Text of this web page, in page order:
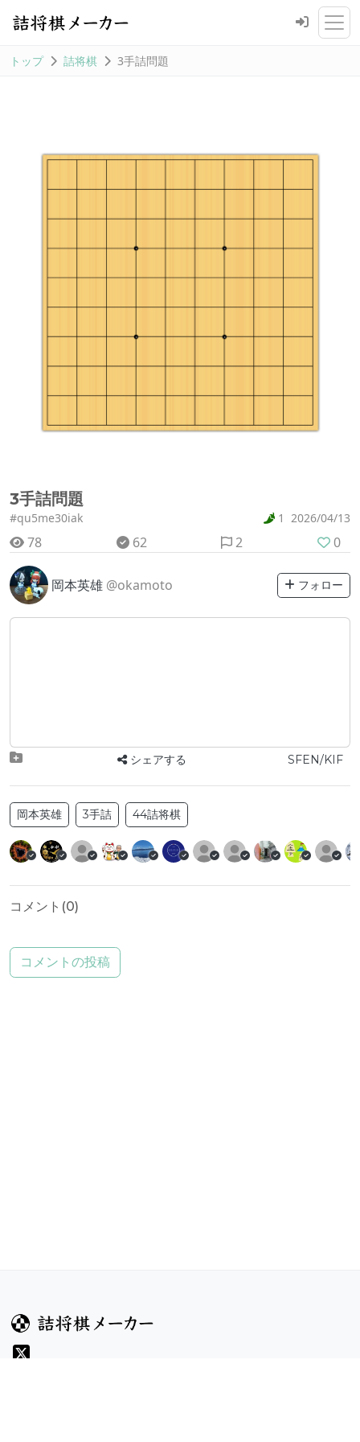
トップ 詰将棋 3手詰問題
3手詰問題
#qu5me30iak 1 2026/04/13
78 62 2 0
岡本英雄 @okamoto フォロー
シェアする SFEN/KIF
岡本英雄 3手詰 44詰将棋
コメント(0)
コメントの投稿